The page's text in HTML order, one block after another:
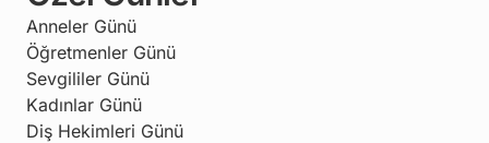
Anneler Günü
Öğretmenler Günü
Sevgililer Günü
Kadınlar Günü
Diş Hekimleri Günü